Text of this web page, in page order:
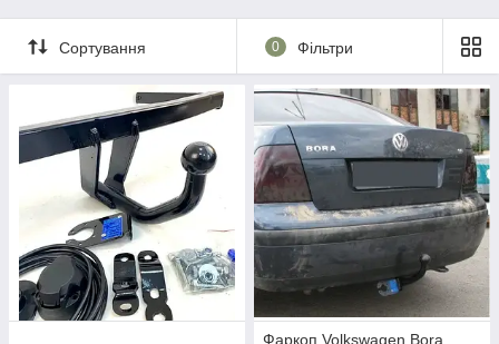
Сортування 0 Фільтри
Фаркоп Volkswagen Bora